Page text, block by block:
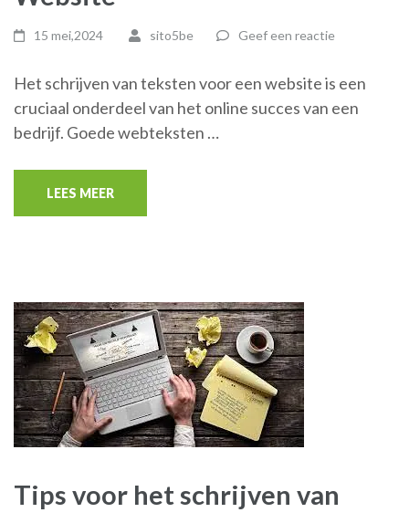
15 mei,2024 sito5be Geef een reactie
Het schrijven van teksten voor een website is een
cruciaal onderdeel van het online succes van een
bedrijf. Goede webteksten …
LEES MEER
Tips voor het schrijven van